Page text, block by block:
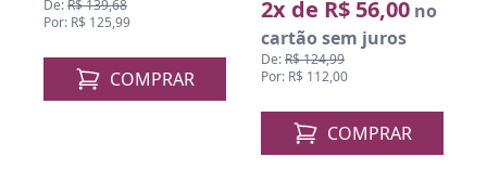
De:R$ 139,68
Por: R$ 125,99
COMPRAR
2x de R$ 56,00 no
cartão sem juros
De:R$ 124,99
Por: R$ 112,00
COMPRAR